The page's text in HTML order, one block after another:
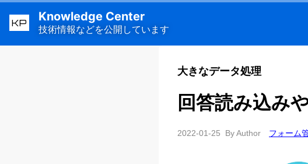
KP Knowledge Center
技術情報などを公開しています
大きなデータ処理
回答読み込み
2022-01-25 By Author フォーム